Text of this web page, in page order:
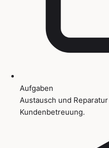
Aufgaben
Austausch und
Kundenbetreuung.